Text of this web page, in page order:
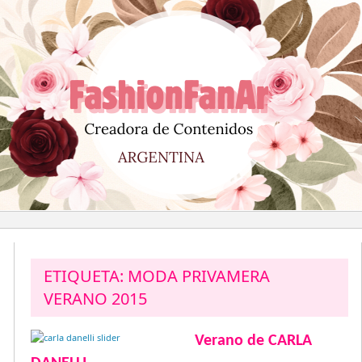
al
contenido
ETIQUETA: MODA PRIVAMERA
VERANO 2015
Verano de CARLA